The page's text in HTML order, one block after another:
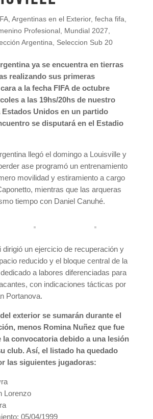
, Argentinas en el Exterior, fecha fifa
Profesional, Mundial 2027
Argentina Seleccion Sub 20
ya se encuentra en tierras
realizando sus primeras
a la fecha FIFA de octubre
a las 19hs/20hs de nuestro
Estados Unidos en un partido
se disputará en el Estadio
llegó el domingo a Louisville y
ase programó un entrenamiento
movilidad y estiramiento a cargo
mientras que las arqueras
tiempo con Daniel Canuhé.
dirigió un ejercicio de recuperación y
reducido y el bloque central de la
a labores diferenciadas para
con indicaciones tácticas por
Portanova.
exterior se sumarán durante el
menos Romina Nuñez que fue
la convocatoria debido a una lesión
club. Así, el listado ha quedado
las siguientes jugadoras:
Lorenzo
05/04/1999